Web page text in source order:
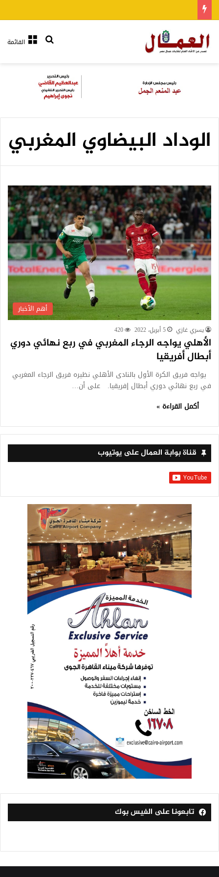
القائمةبحث عن
الوداد البيضاوي المغربي
أهم الأخبار
يسري غازي 5 أبريل، 2022 420
الأهلي يواجه الرجاء المغربي في ربع نهائي دوري
أبطال أفريقيا
يواجه فريق الكرة الأول بالنادى الأهلي نظيره فريق الرجاء المغربي
في ربع نهائي دوري أبطال إفريقيا. على أن…
أكمل القراءة »
قناة بوابة العمال على يوتيوب
تابعونا على الفيس بوك